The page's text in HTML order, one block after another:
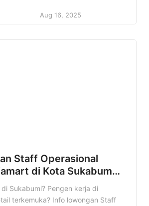
buka kesempatan buat kamu yang
Aug 16, 2025
Staff Operasional
di Kota Sukabumi
Sukabumi? Pengen kerja di
terkemuka? Info lowongan Staff